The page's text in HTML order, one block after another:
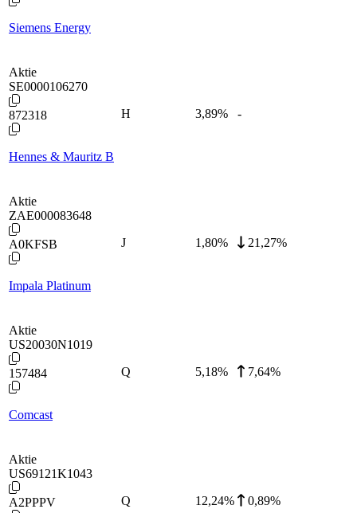
Siemens Energy
Aktie
SE0000106270
872318
Hennes & Mauritz B
H 3,89% -
Aktie
ZAE000083648
A0KFSB
Impala Platinum
J 1,80% 21,27%
Aktie
US20030N1019
157484
Comcast
Q 5,18% 7,64%
Aktie
US69121K1043
A2PPPV Q 12,24% 0,89%